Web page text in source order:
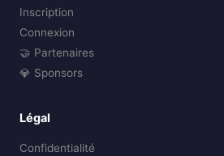
Inscription
Connexion
🤝 Partenaires
💎 Sponsors
Légal
Confidentialité